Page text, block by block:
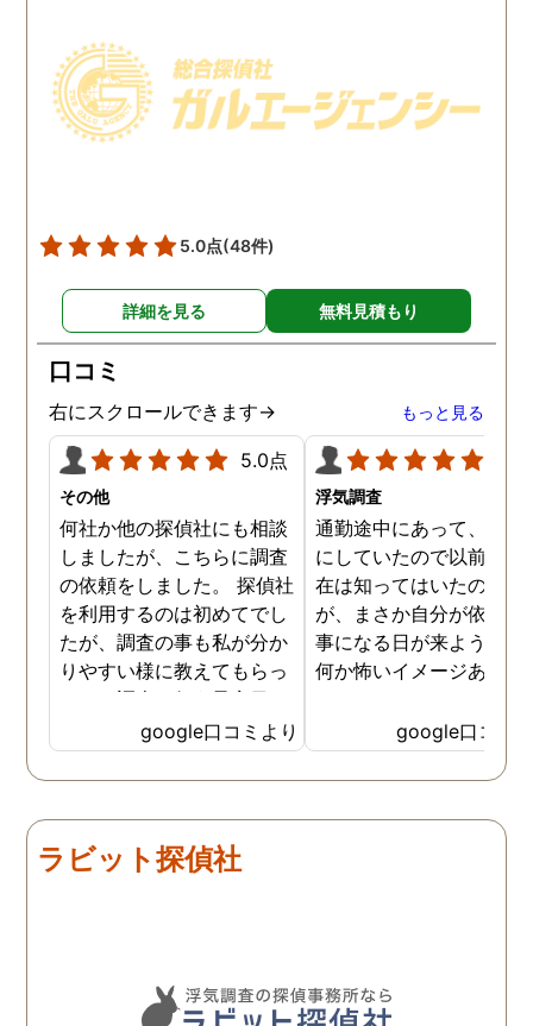
とはしょっちゅうです。次
の休みも休日出勤と称して
家を空けているので、この
日に証拠集めをお願いしま
と会い、そのまま夜まで過
間もラブホテルの利用もし
たようで、たった一日で不
倫の証拠を揃えることがで
きました。
必要な不倫の証拠も手に
れることができました。
5.0点(48件)
詳細を見る 無料見積もり
口コミ
右にスクロールできます→ もっと見る
5.0点
その他
何社か他の探偵社にも相談
しましたが、こちらに調査
の依頼をしました。 探偵社
を利用するのは初めてでし
たが、調査の事も私が分か
りやすい様に教えてもらっ
たり、調査を行う予定日は
私の希望を聞いてもらいつ
つ、探偵さんのご意見も取
り入れ、細かく打ち合わせ
た。調査を行った日はその
日の報告を入れてくれたり
聞いて頂いたりと精神的に
も助かりました。 報告書や
google口コミより
浮気調査
通勤途中にあって、毎日
にしていたので以前から
在は知ってはいたのです
が、まさか自分が依頼す
事になる日が来ようと
何か怖いイメージありま
応も良く、安心して相談
きました。 調査後に弁
さんも紹介していただき
した！ありがとうござい
google口コミ
ラビット探偵社